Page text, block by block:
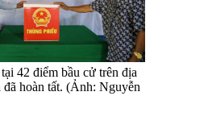
42 điểm bầu cử trên địa
hoàn tất. (Ảnh: Nguyễn